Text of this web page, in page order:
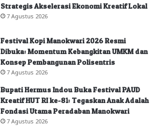
Strategis Akselerasi Ekonomi Kreatif Lokal
7 Agustus 2026
Festival Kopi Manokwari 2026 Resmi
Dibuka: Momentum Kebangkitan UMKM dan
Konsep Pembangunan Polisentris
7 Agustus 2026
Bupati Hermus Indou Buka Festival PAUD
Kreatif HUT RI ke-81: Tegaskan Anak Adalah
Fondasi Utama Peradaban Manokwari
7 Agustus 2026